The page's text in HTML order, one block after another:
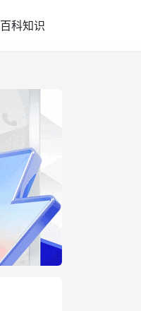
百科知识